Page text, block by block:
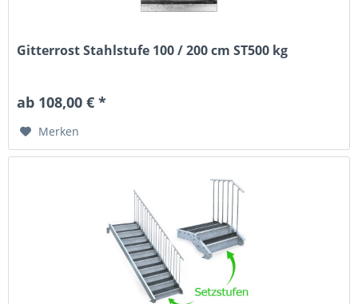
Gitterrost Stahlstufe 100 / 200 cm ST500 kg
ab 108,00 € *
Merken